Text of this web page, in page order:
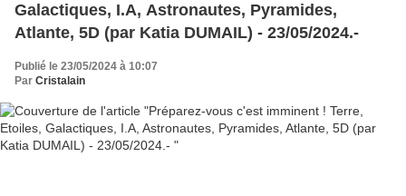
Galactiques, I.A, Astronautes, Pyramides,
Atlante, 5D (par Katia DUMAIL) - 23/05/2024.-
Publié le 23/05/2024 à 10:07
Par Cristalain